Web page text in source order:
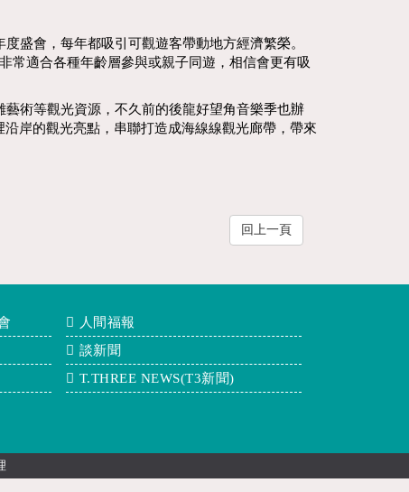
盛會，每年都吸引可觀遊客帶動地方經濟繁榮。
常適合各種年齡層參與或親子同遊，相信會更有吸
術等觀光資源，不久前的後龍好望角音樂季也辦
岸的觀光亮點，串聯打造成海線線觀光廊帶，帶來
回上一頁
人間福報
談新聞
T.THREE NEWS(T3新聞)